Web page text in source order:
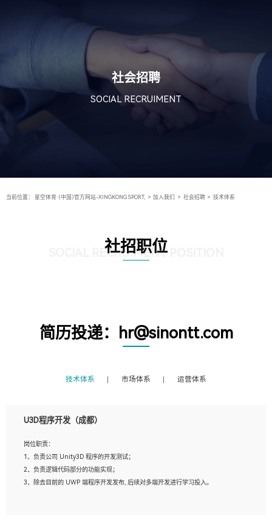
社会招聘
SOCIAL RECRUIMENT
当前位置： 星空体育·(中国)官方网站-XINGKONG SPORT, > 加入我们 > 社会招聘 > 技术体系
社招职位
SOCIAL RECRUIMENT POSITION
简历投递：hr@sinontt.com
技术体系 市场体系 运营体系
U3D程序开发（成都）
岗位职责：
1、负责公司 Unity3D 程序的开发测试；
2、负责逻辑代码部分的功能实现；
3、除去目前的 UWP 端程序开发发布, 后续对多端开发进行学习投入。